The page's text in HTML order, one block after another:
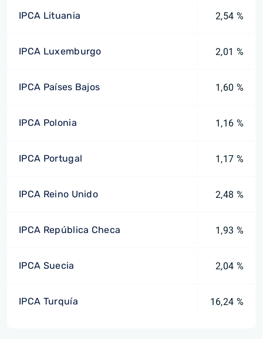
IPCA Lituania 2,54 %
IPCA Luxemburgo 2,01 %
IPCA Países Bajos 1,60 %
IPCA Polonia 1,16 %
IPCA Portugal 1,17 %
IPCA Reino Unido 2,48 %
IPCA República Checa 1,93 %
IPCA Suecia 2,04 %
IPCA Turquía 16,24 %